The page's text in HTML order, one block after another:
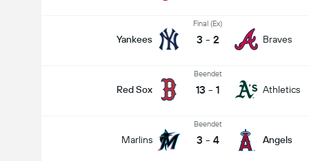
Yankees
Final (Ex)
3 - 2 Braves
Red Sox
Beendet
13 - 1 Athletics
Marlins
Beendet
3 - 4 Angels